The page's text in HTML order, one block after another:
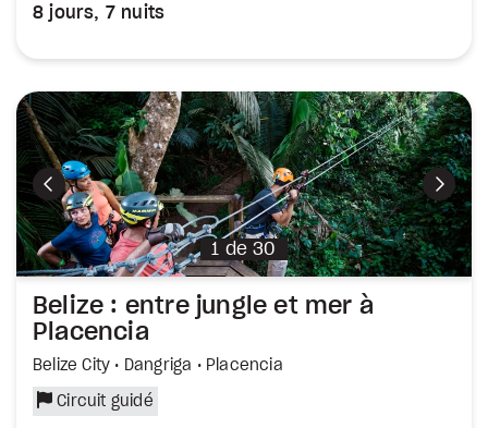
8 jours, 7 nuits
Précédent
1 de30
Belize : entre jungle et mer à
Placencia
Belize City • Dangriga • Placencia
Circuit guidé